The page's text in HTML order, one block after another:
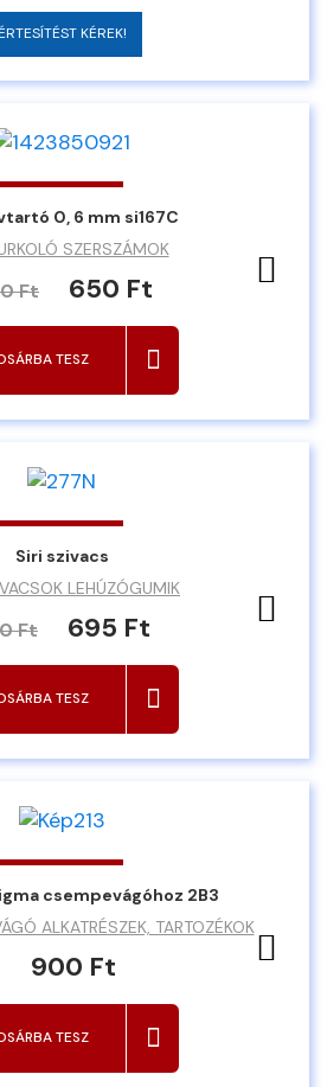
KÉREK!
0, 6 mm si167C
SZERSZÁMOK
Ft 650 Ft
TESZ
Siri szivacs
LEHÚZÓGUMIK
Ft 695 Ft
TESZ
csempevágóhoz 2B3
ALKATRÉSZEK, TARTOZÉKOK
900 Ft
TESZ